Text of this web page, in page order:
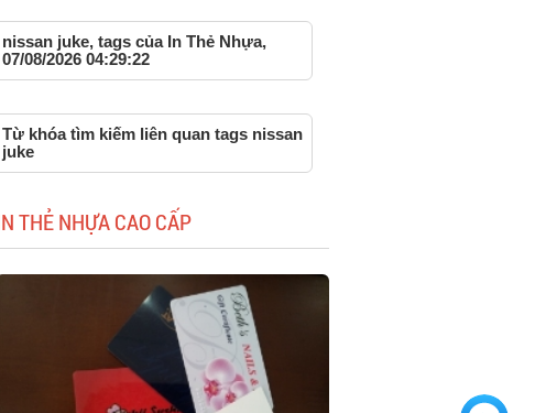
nissan juke, tags của In Thẻ Nhựa,
07/08/2026 04:29:22
Từ khóa tìm kiếm liên quan tags nissan
juke
THẺ NHỰA CAO CẤP